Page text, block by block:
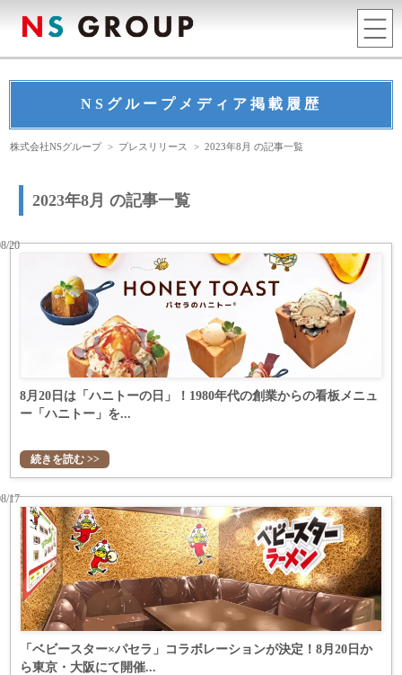
NSグループメディア掲載履歴
株式会社NSグループ > プレスリリース >2023年8月 の記事一覧
2023年8月 の記事一覧
8月20日は「ハニトーの日」！1980年代の創業からの看板メニュ
ー「ハニトー」を...
20
続きを読む >>
「ベビースター×パセラ」コラボレーションが決定！8月20日か
ら東京・大阪にて開催...
17